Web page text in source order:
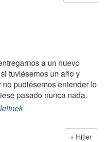
a un nuevo
tuviésemos un año y
pudiésemos entender lo
pasado nunca nada.
Hitler